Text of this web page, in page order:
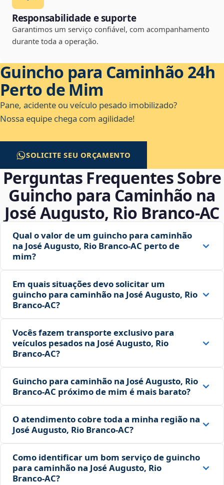
Responsabilidade e suporte
Garantimos um serviço confiável, com acompanhamento
durante toda a operação.
Guincho para Caminhão 24h
Perto de Mim
Pane, acidente ou veículo pesado imobilizado?
Nossa equipe chega com agilidade!
SOLICITE SEU ORÇAMENTO
Perguntas Frequentes Sobre
Guincho para Caminhão na
José Augusto, Rio Branco‑AC
Qual o valor de um guincho para caminhão
na José Augusto, Rio Branco‑AC perto de
mim?
Em quais situações devo solicitar um
guincho para caminhão na José Augusto, Rio
Branco‑AC?
Vocês fazem transporte exclusivo para
veículos pesados na José Augusto, Rio
Branco‑AC?
Guincho para caminhão na José Augusto, Rio
Branco‑AC próximo de mim é mais barato?
O atendimento cobre toda a minha região na
José Augusto, Rio Branco‑AC?
Como identificar um bom serviço de guincho
para caminhão na José Augusto, Rio
Branco‑AC?